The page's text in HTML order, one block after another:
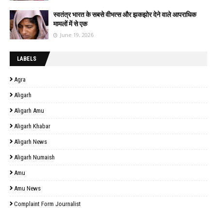
स्वतंत्र भारत के सबसे वीभत्स और झकझोर देने वाले आपराधिक
मामलों में से एक
June 19, 2026
LABELS
Agra
Aligarh
Aligarh Amu
Aligarh Khabar
Aligarh News
Aligarh Numaish
Amu
Amu News
Complaint Form Journalist